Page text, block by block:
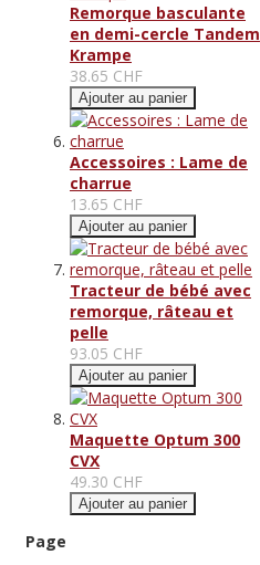
Remorque basculante
en demi-cercle Tandem
Krampe
38.65 CHF
Ajouter au panier
Accessoires : Lame de
charrue
13.65 CHF
Ajouter au panier
Tracteur de bébé avec
remorque, râteau et
pelle
93.05 CHF
Ajouter au panier
Maquette Optum 300
CVX
49.30 CHF
Ajouter au panier
Page